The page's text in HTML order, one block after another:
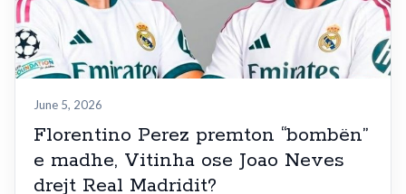
June 5, 2026
Florentino Perez premton “bombën”
e madhe, Vitinha ose Joao Neves
drejt Real Madridit?